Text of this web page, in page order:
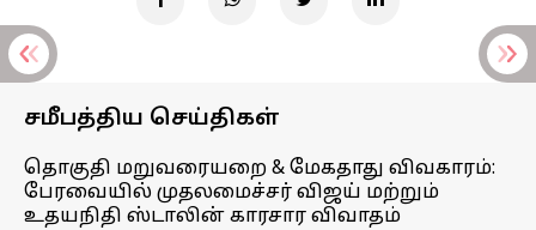
சமீபத்திய செய்திகள்
தொகுதி மறுவரையறை & மேகதாது விவகாரம்:
பேரவையில் முதலமைச்சர் விஜய் மற்றும்
உதயநிதி ஸ்டாலின் காரசார விவாதம்